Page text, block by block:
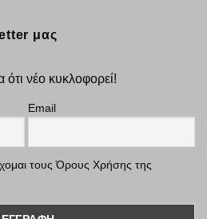
μας
ότι νέο κυκλοφορεί!
Email
τους Όρους Χρήσης της